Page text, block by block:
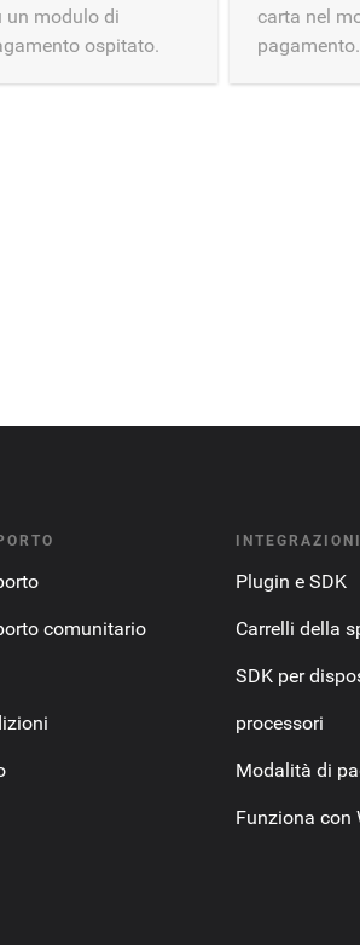
un modulo di
ospitato.
carta nel
pagamento.
comunitario
INTEGRAZIONI
Plugin e SDK
Carrelli della
SDK per
processori
Modalità di
Funziona con